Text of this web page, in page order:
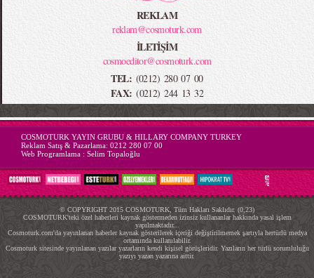
REKLAM
reklam@cosmoturk.com
İLETİŞİM
cosmoeditor@cosmoturk.com
TEL: (0212) 280 07 00
FAX: (0212) 244 13 32
-->
COSMOTURK YAYIN GRUBU & HILLARY COMPANY TURKEY
Reklam Satış & Pazarlama: 0212 280 07 00
Web Programlama : Selim Topaloğlu
© COPYRIGHT 2015 COSMOTURK, Tüm Hakları Saklıdır. (0,23)
COSMOTURK'teki özel haberleri kaynak göstermeden izinsiz kullananlar hakkında yasal işlem
yapılmaktadır...
Cosmoturk.com'da yayınlanan haberler kaynak gösterilerek içeriği değiştirilmemek şartıyla hertürlü medya
ortamında kullanılabilir.
Cosmoturk sitesinde yayınlanan yazılar yazarların kendi kişisel görüşleridir. Yazıların her türlü sorumluluğu
yazıyı yazan yazarına aittir.